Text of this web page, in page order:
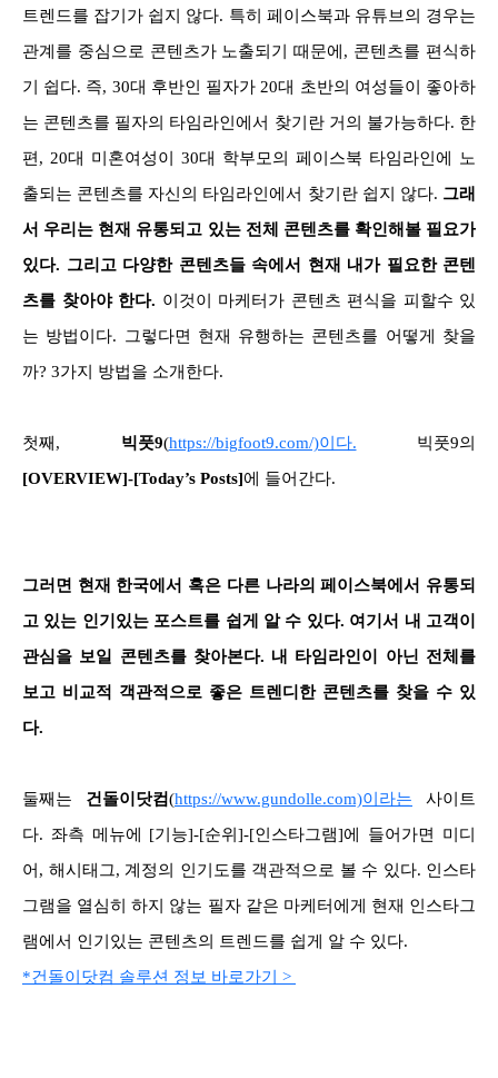
트렌드를 잡기가 쉽지 않다. 특히 페이스북과 유튜브의 경우는
관계를 중심으로 콘텐츠가 노출되기 때문에, 콘텐츠를 편식하
기 쉽다. 즉, 30대 후반인 필자가 20대 초반의 여성들이 좋아하
는 콘텐츠를 필자의 타임라인에서 찾기란 거의 불가능하다. 한
편, 20대 미혼여성이 30대 학부모의 페이스북 타임라인에 노
출되는 콘텐츠를 자신의 타임라인에서 찾기란 쉽지 않다. 그래
서 우리는 현재 유통되고 있는 전체 콘텐츠를 확인해볼 필요가
있다. 그리고 다양한 콘텐츠들 속에서 현재 내가 필요한 콘텐
츠를 찾아야 한다. 이것이 마케터가 콘텐츠 편식을 피할수 있
는 방법이다. 그렇다면 현재 유행하는 콘텐츠를 어떻게 찾을
까? 3가지 방법을 소개한다.
첫째, 빅풋9(https://bigfoot9.com/)이다. 빅풋9의
[OVERVIEW]-[Today’s Posts]에 들어간다.
그러면 현재 한국에서 혹은 다른 나라의 페이스북에서 유통되
고 있는 인기있는 포스트를 쉽게 알 수 있다. 여기서 내 고객이
관심을 보일 콘텐츠를 찾아본다. 내 타임라인이 아닌 전체를
보고 비교적 객관적으로 좋은 트렌디한 콘텐츠를 찾을 수 있
다.
둘째는 건돌이닷컴(https://www.gundolle.com)이라는 사이트
다. 좌측 메뉴에 [기능]-[순위]-[인스타그램]에 들어가면 미디
어, 해시태그, 계정의 인기도를 객관적으로 볼 수 있다. 인스타
그램을 열심히 하지 않는 필자 같은 마케터에게 현재 인스타그
램에서 인기있는 콘텐츠의 트렌드를 쉽게 알 수 있다.
*건돌이닷컴 솔루션 정보 바로가기 >